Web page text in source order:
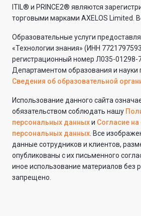
ITIL® и PRINCE2® являются
торговыми марками AXELOS Limited.
Образовательные услуги
«Технологии знания» (ИНН
регистрационный номер Л035-
Департаментом образования и науки
Сведения об образовательной
Использование данного сайта
обязательством соблюдать нашу
персональных данныхи Согласие
персональных данных. Все
данные сотрудников и клиентов,
опубликованы с их письменного
иное использование материалов без
запрещено.